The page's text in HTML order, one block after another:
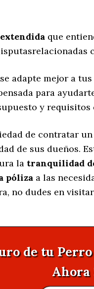
que
adapte mejor a
para
y requisitos
de contratar un
de sus dueños.
la tranquilidad
póliza a las
no dudes en visitar
de tu
Ahora